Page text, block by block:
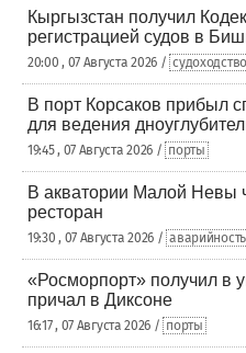
Кыргызстан получил
регистрацией судов в
20:00 , 07 Августа 2026 / судоходство
В порт Корсаков прибыл
для ведения
19:45 , 07 Августа 2026 / порты
В акватории Малой Невы
ресторан
19:30 , 07 Августа 2026 /
«Росморпорт» получил в
причал в Диксоне
16:17 , 07 Августа 2026 / порты